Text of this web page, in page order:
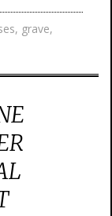
, grave,